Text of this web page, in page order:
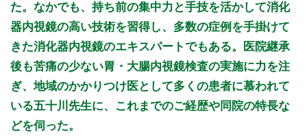
初診受付
再診受付
た。なかでも、持ち前の集中力と手技を活かして消化
器内視鏡の高い技術を習得し、多数の症例を手掛けて
きた消化器内視鏡のエキスパートでもある。医院継承
後も苦痛の少ない胃・大腸内視鏡検査の実施に力を注
ぎ、地域のかかりつけ医として多くの患者に慕われて
いる五十川先生に、これまでのご経歴や同院の特長な
どを伺った。